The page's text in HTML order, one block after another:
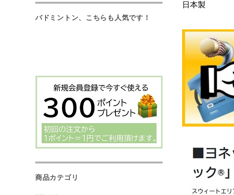
日本製
バドミントン、こちらも人気です！
商品カテゴリ